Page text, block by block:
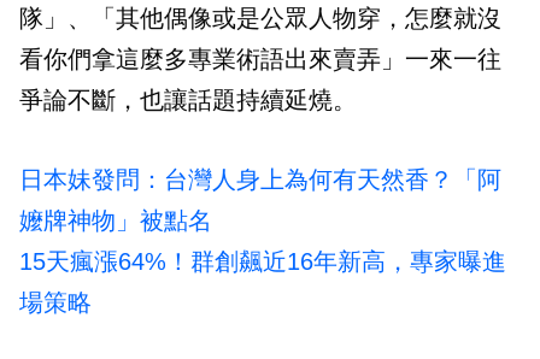
隊」、「其他偶像或是公眾人物穿，怎麼就沒
看你們拿這麼多專業術語出來賣弄」一來一往
爭論不斷，也讓話題持續延燒。
日本妹發問：台灣人身上為何有天然香？「阿
嬤牌神物」被點名
15天瘋漲64%！群創飆近16年新高，專家曝進
場策略